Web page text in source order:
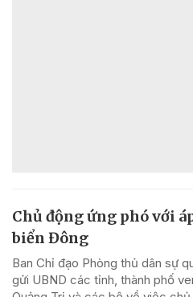
Chủ động ứng phó với
biển Đông
Ban Chỉ đạo Phòng thủ dân sự
gửi UBND các tỉnh, thành phố